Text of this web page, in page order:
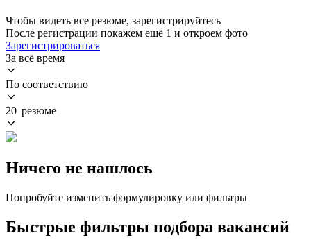
Чтобы видеть все резюме, зарегистрируйтесь
После регистрации покажем ещё 1 и откроем фото
Зарегистрироваться
За всё время
По соответствию
20 резюме
Ничего не нашлось
Попробуйте изменить формулировку или фильтры
Быстрые фильтры подбора вакансий